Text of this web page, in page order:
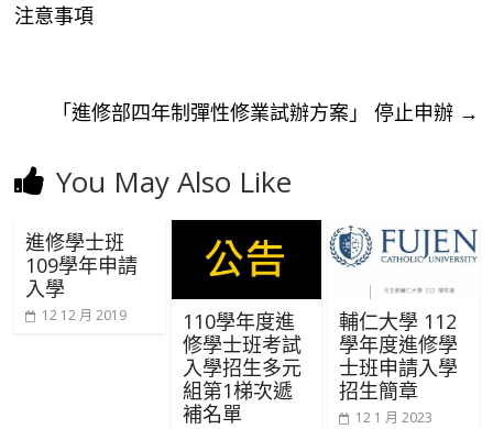
注意事項
「進修部四年制彈性修業試辦方案」 停止申辦 →
You May Also Like
進修學士班
109學年申請
入學
12 12 月 2019
110學年度進
修學士班考試
入學招生多元
組第1梯次遞
補名單
輔仁大學 112
學年度進修學
士班申請入學
招生簡章
12 1 月 2023